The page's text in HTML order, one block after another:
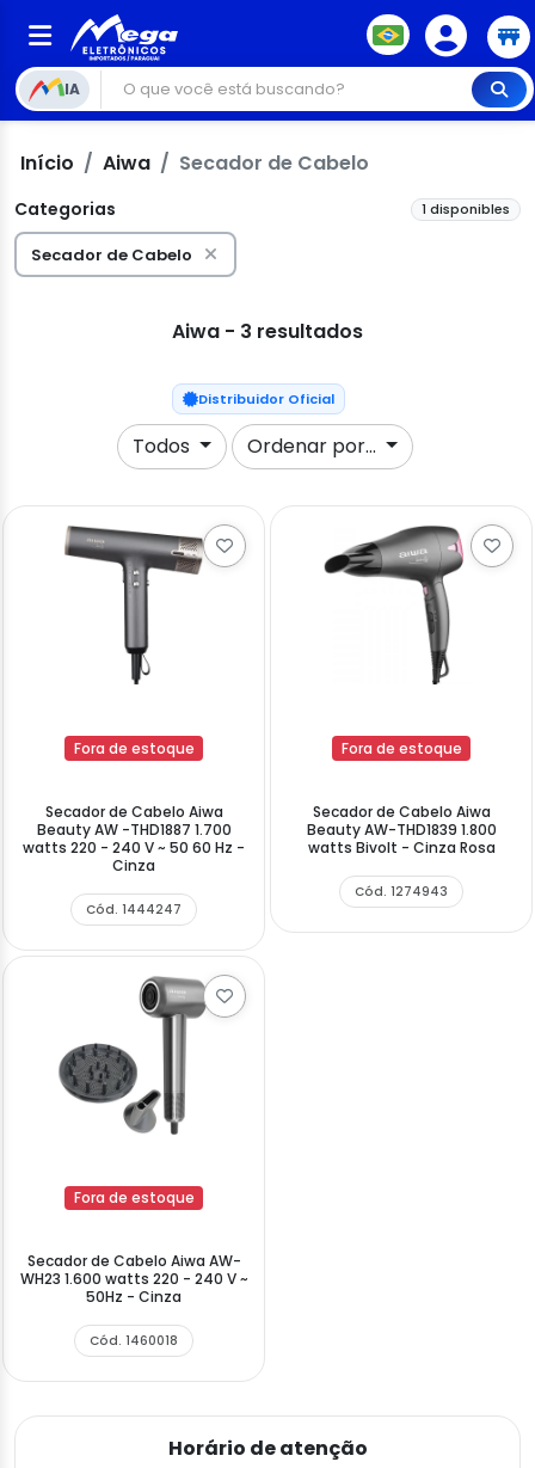
IA
Início Aiwa Secador de Cabelo
Categorias 1 disponibles
Secador de Cabelo
Aiwa - 3 resultados
Distribuidor Oficial
Todos Ordenar por...
Fora de estoque
Secador de Cabelo Aiwa
Beauty AW -THD1887 1.700
watts 220 - 240 V ~ 50 60 Hz -
Cinza
Cód. 1444247
Fora de estoque
Secador de Cabelo Aiwa
Beauty AW-THD1839 1.800
watts Bivolt - Cinza Rosa
Cód. 1274943
Fora de estoque
Secador de Cabelo Aiwa AW-
WH23 1.600 watts 220 - 240 V ~
50Hz - Cinza
Cód. 1460018
Horário de atenção